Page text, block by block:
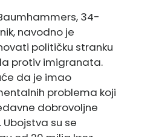
34-
navodno je
političku stranku
protiv imigranata.
da je imao
problema koji
dobrovoljne
su se